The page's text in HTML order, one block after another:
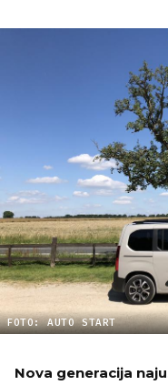
FOTO: AUTO START
Nova generacija